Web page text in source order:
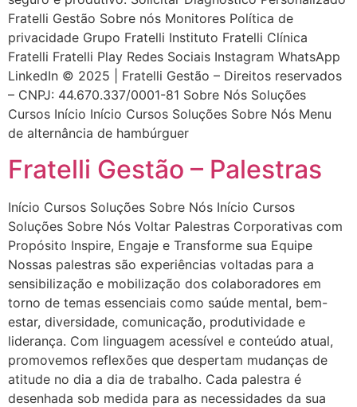
Fratelli Gestão Sobre nós Monitores Política de
privacidade Grupo Fratelli Instituto Fratelli Clínica
Fratelli Fratelli Play Redes Sociais Instagram WhatsApp
LinkedIn © 2025 | Fratelli Gestão – Direitos reservados
– CNPJ: 44.670.337/0001-81 Sobre Nós Soluções
Cursos Início Início Cursos Soluções Sobre Nós Menu
de alternância de hambúrguer
Fratelli Gestão – Palestras
Início Cursos Soluções Sobre Nós Início Cursos
Soluções Sobre Nós Voltar Palestras Corporativas com
Propósito Inspire, Engaje e Transforme sua Equipe
Nossas palestras são experiências voltadas para a
sensibilização e mobilização dos colaboradores em
torno de temas essenciais como saúde mental, bem-
estar, diversidade, comunicação, produtividade e
liderança. Com linguagem acessível e conteúdo atual,
promovemos reflexões que despertam mudanças de
atitude no dia a dia de trabalho. Cada palestra é
desenhada sob medida para as necessidades da sua